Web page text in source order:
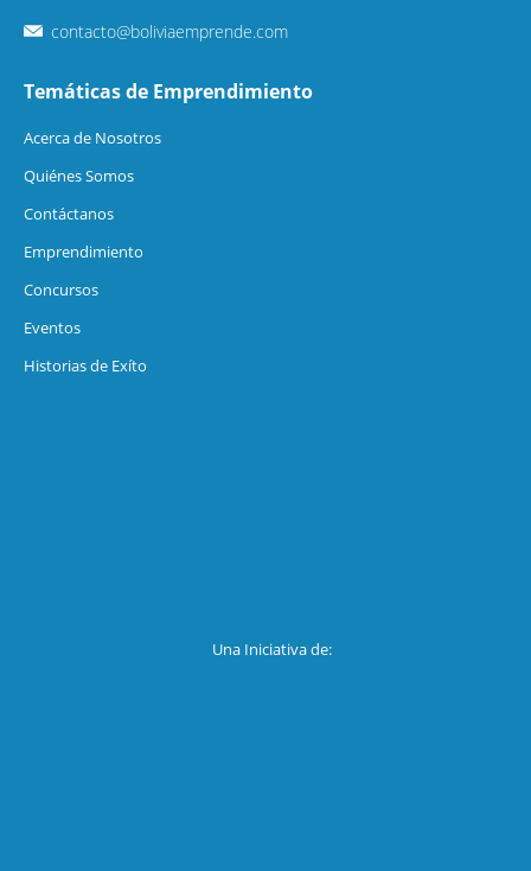
contacto@boliviaemprende.com
Temáticas de Emprendimiento
Acerca de Nosotros
Quiénes Somos
Contáctanos
Emprendimiento
Concursos
Eventos
Historias de Exíto
Una Iniciativa de: